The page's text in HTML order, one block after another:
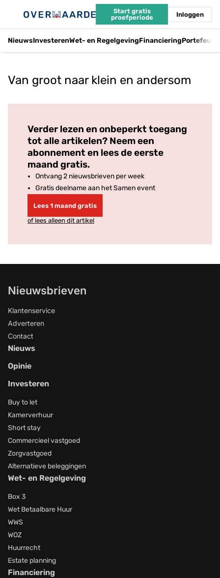
Start gratis
proefperiode
Inloggen
NieuwsInvesterenWet- en RegelgevingFinanciering
Van groot naar klein en andersom
Verder lezen en onbeperkt toegang
tot alle artikelen? Neem een
abonnement en lees de eerste
maand gratis.
Ontvang 2 nieuwsbrieven per week
Gratis deelname aan het Samen event
Lees 1 maand gratis
of lees alleen dit artikel
Nieuwsbrieven
Klantenservice
Adverteren
Contact
Nieuws
Opinie
Investeren
Buy to let
Kamerverhuur
Short stay
Commercieel vastgoed
Zorgvastgoed
Alternatieve beleggingen
Wet- en Regelgeving
Box 3
Wet Betaalbare Huur
WWS
WOZ
Huurrecht
Estate planning
Financiering